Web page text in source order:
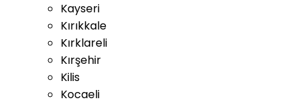
Kayseri
Kırıkkale
Kırklareli
Kırşehir
Kilis
Kocaeli